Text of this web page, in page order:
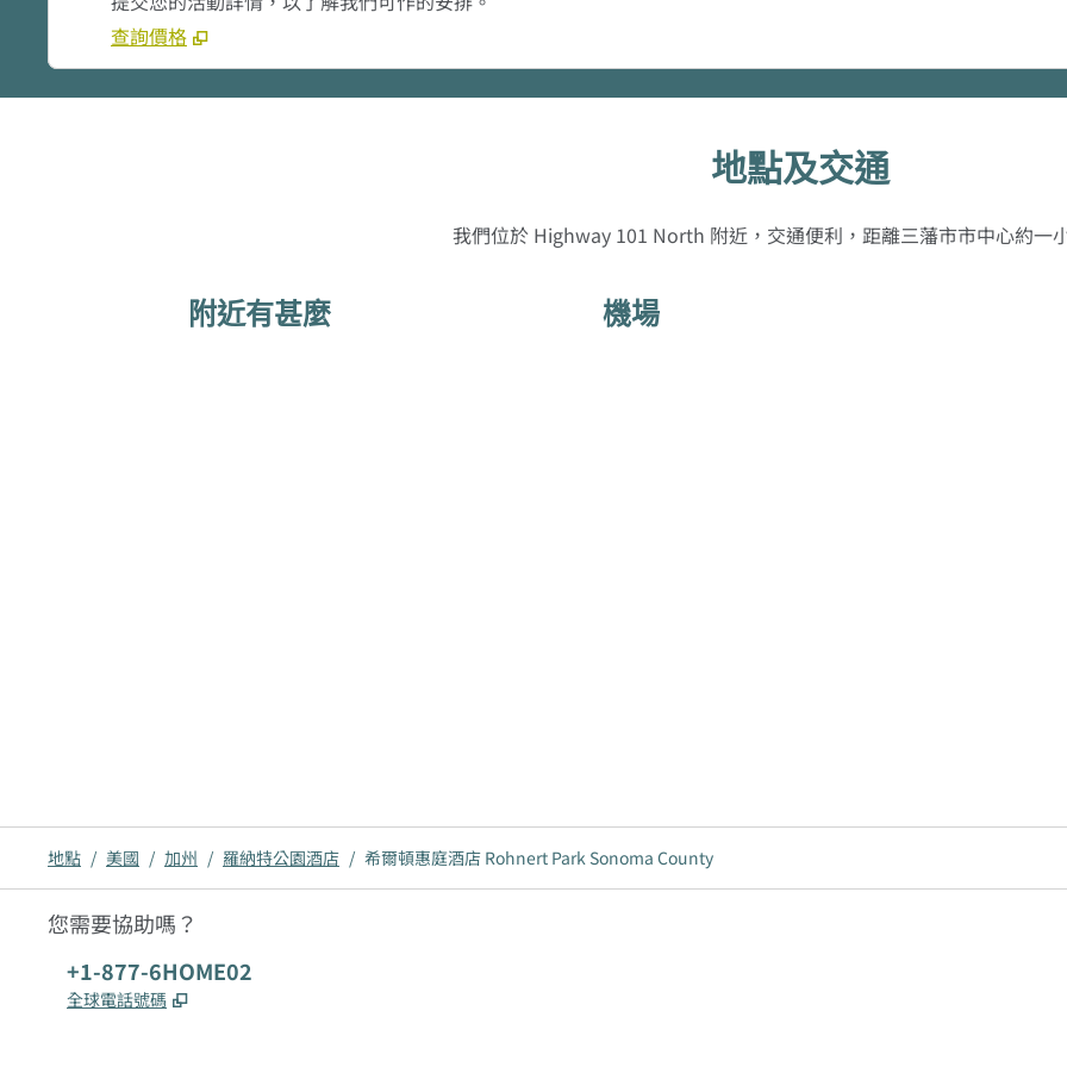
查詢價格
地點及交通
我們位於 Highway 101 North 附近，交通便利，距離三藩市市中心約一
附近有甚麼 機場
地點 / 美國 / 加州 / 羅納特公園酒店 / 希爾頓惠庭酒店 Rohnert Park Sonoma County
您需要協助嗎？
電話：
+1-877-6HOME02
全球電話號碼 ,